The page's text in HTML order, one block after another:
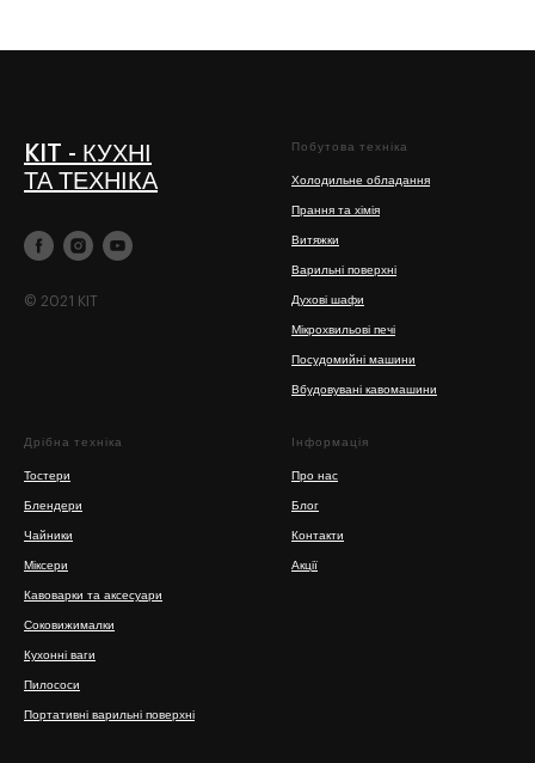
KIT - КУХНІ
ТА ТЕХНІКА
© 2021 KIT
Побутова техніка
Холодильне обладання
Прання та хімія
Витяжки
Варильні поверхні
Духові шафи
Мікрохвильові печі
Посудомийні машини
Вбудовувані кавомашини
Дрібна техніка
Тостери
Блендери
Чайники
Міксери
Кавоварки та аксесуари
Соковижималки
Кухонні ваги
Пилососи
Портативні варильні поверхні
Інформація
Про нас
Блог
Контакти
Акції